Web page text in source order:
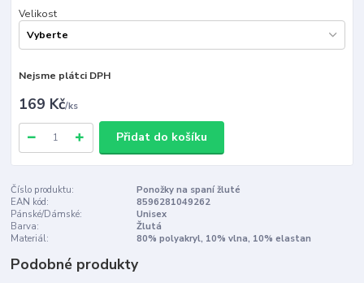
Velikost
Nejsme plátci DPH
169 Kč/ks
Přidat do košíku
Číslo produktu:
Ponožky na spaní žluté
EAN kód:
8596281049262
Pánské/Dámské:
Unisex
Barva:
Žlutá
Materiál:
80% polyakryl, 10% vlna, 10% elastan
Podobné produkty